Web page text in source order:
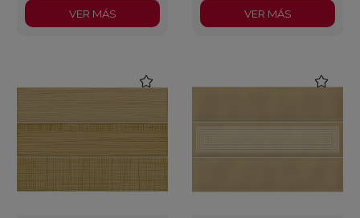
VER MÁS VER MÁS